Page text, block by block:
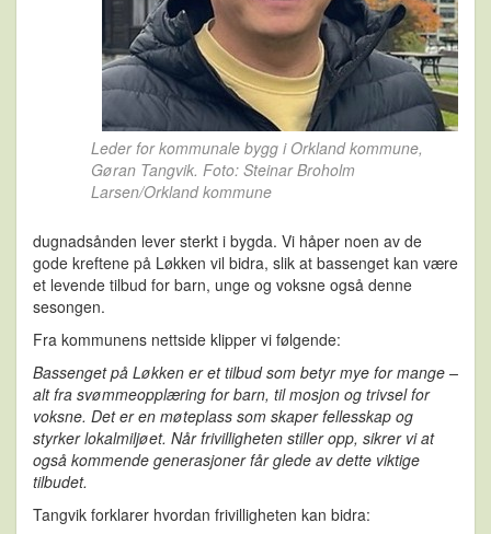
Leder for kommunale bygg i Orkland kommune,
Gøran Tangvik. Foto: Steinar Broholm
Larsen/Orkland kommune
dugnadsånden lever sterkt i bygda. Vi håper noen av de
gode kreftene på Løkken vil bidra, slik at bassenget kan være
et levende tilbud for barn, unge og voksne også denne
sesongen.
Fra kommunens nettside klipper vi følgende:
Bassenget på Løkken er et tilbud som betyr mye for mange –
alt fra svømmeopplæring for barn, til mosjon og trivsel for
voksne. Det er en møteplass som skaper fellesskap og
styrker lokalmiljøet. Når frivilligheten stiller opp, sikrer vi at
også kommende generasjoner får glede av dette viktige
tilbudet.
Tangvik forklarer hvordan frivilligheten kan bidra: